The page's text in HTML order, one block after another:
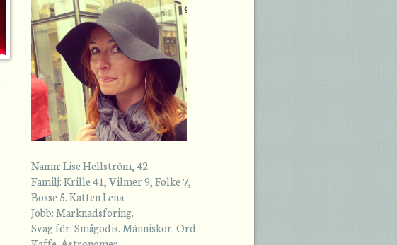
Namn: Lise Hellström, 42
Familj: Krille 41, Vilmer 9, Folke 7,
Bosse 5. Katten Lena.
Jobb: Marknadsföring.
Svag för: Smågodis. Människor. Ord.